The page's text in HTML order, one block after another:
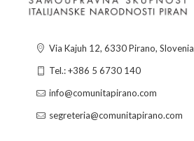
Via Kajuh 12, 6330 Pirano, Slovenia
Tel.: +386 5 6730 140
info@comunitapirano.com
segreteria@comunitapirano.com